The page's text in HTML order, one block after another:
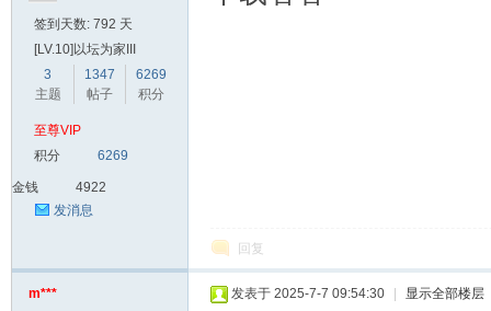
签到天数: 792 天
[LV.10]以坛为家III
3
主题
1347
帖子
6269
积分
至尊VIP
积分
6269
金钱
4922
发消息
回复
m*** 发表于 2025-7-7 09:54:30 显示全部楼层